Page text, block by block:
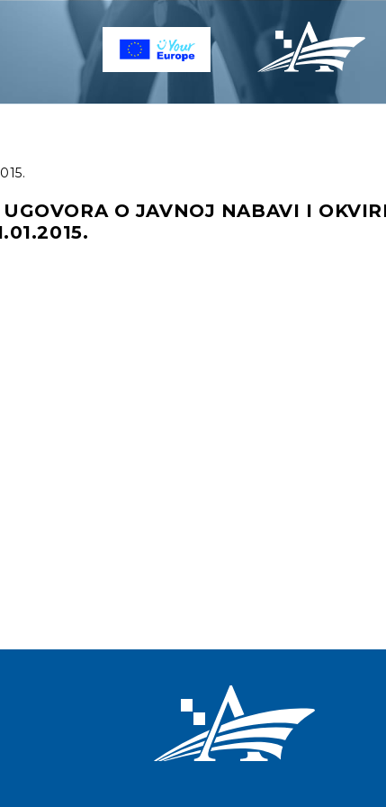
UGOVORA O JAVNOJ NABAVI I